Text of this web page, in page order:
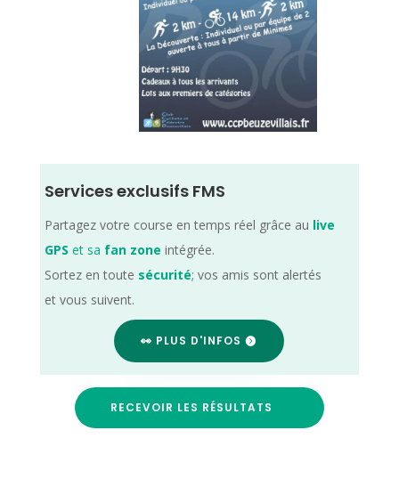
Services exclusifs FMS
Partagez votre course en temps réel grâce au live
GPS et sa fan zone intégrée.
Sortez en toute sécurité; vos amis sont alertés
et vous suivent.
👀 PLUS D'INFOS
RECEVOIR LES RÉSULTATS